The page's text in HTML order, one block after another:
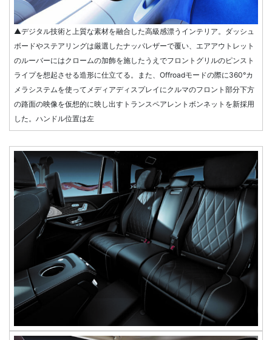
▲デジタル技術と上質な素材を融合した高級感漂うインテリア。ダッシュ
ボードやステアリングは厳選したナッパレザーで覆い、エアアウトレット
のルーバーにはクロームの加飾を施したうえでフロントグリルのピンスト
ライプを想起させる造形に仕立てる。また、Offroadモードの際に360°カ
メラシステムを使ってメディアディスプレイにクルマのフロント部分下方
の路面の映像を仮想的に映し出すトランスペアレントボンネットを新採用
した。ハンドル位置は左